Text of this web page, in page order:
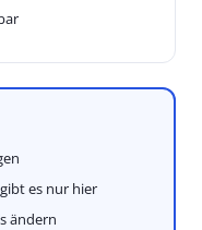
es nur hier
ändern